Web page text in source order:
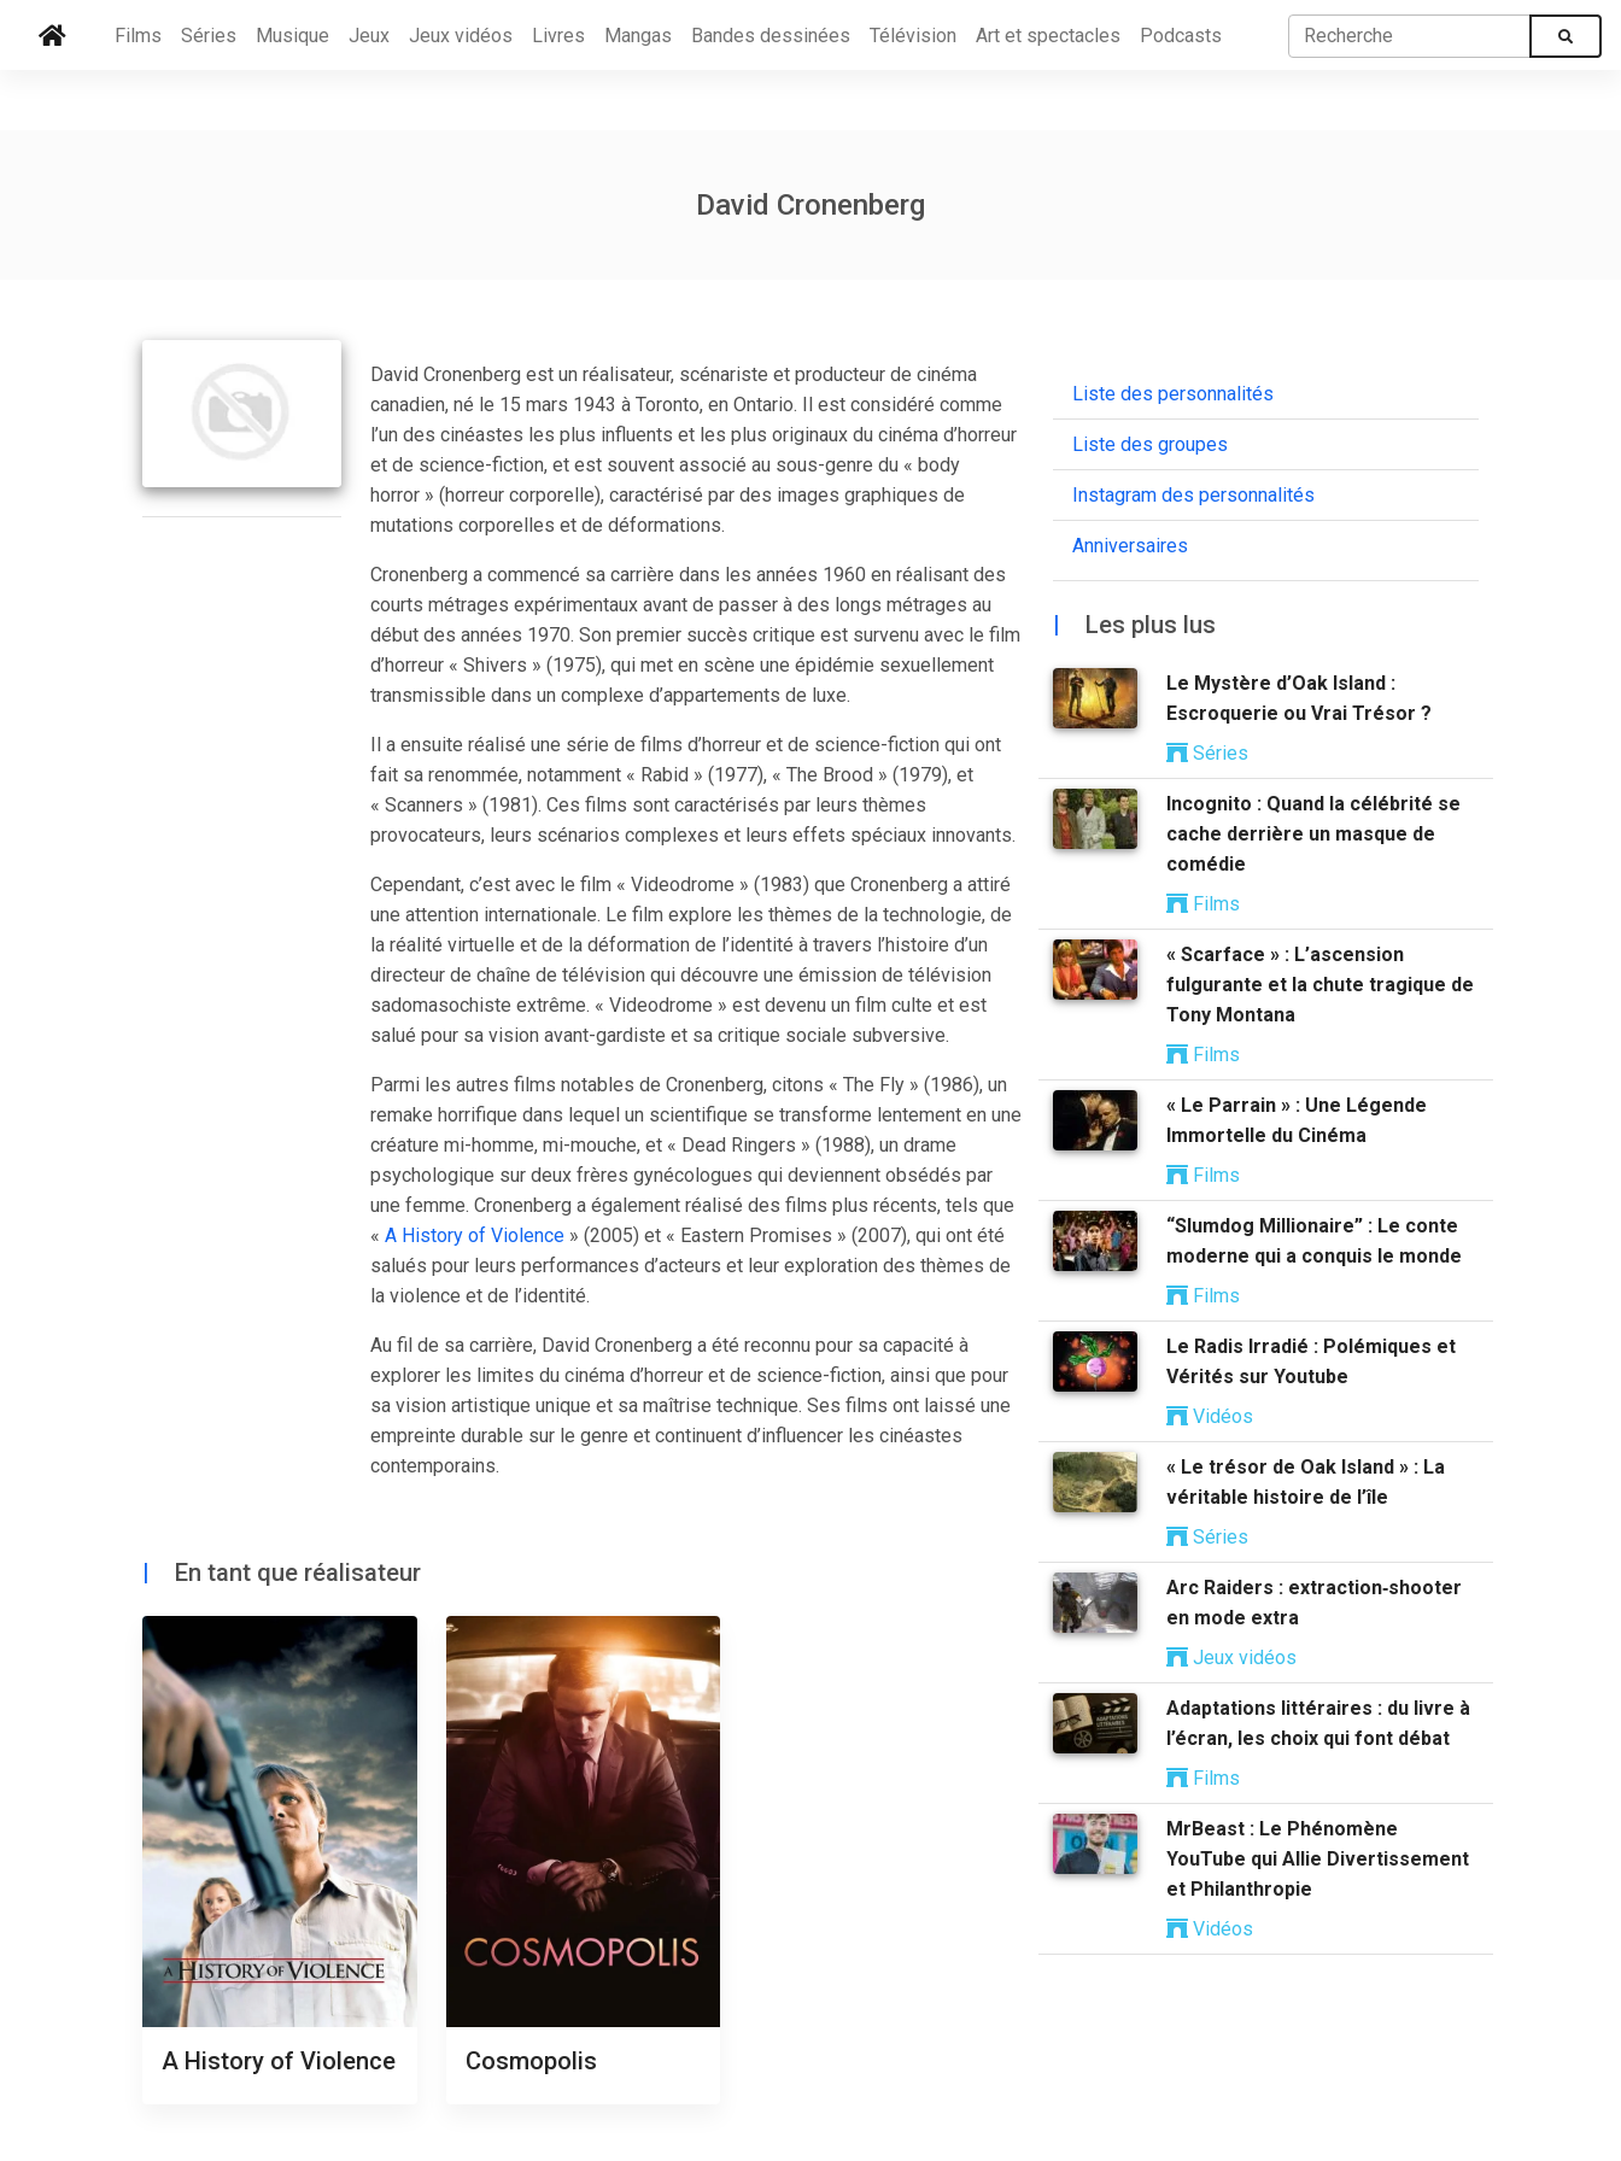
Films Séries Musique Jeux Jeux vidéos Livres Mangas Bandes dessinées Télévision Art et spectacles Podcasts
David Cronenberg
David Cronenberg est un réalisateur, scénariste et producteur de cinéma
canadien, né le 15 mars 1943 à Toronto, en Ontario. Il est considéré comme
l’un des cinéastes les plus influents et les plus originaux du cinéma d’horreur
et de science-fiction, et est souvent associé au sous-genre du « body
horror » (horreur corporelle), caractérisé par des images graphiques de
mutations corporelles et de déformations.
Cronenberg a commencé sa carrière dans les années 1960 en réalisant des
courts métrages expérimentaux avant de passer à des longs métrages au
début des années 1970. Son premier succès critique est survenu avec le film
d’horreur « Shivers » (1975), qui met en scène une épidémie sexuellement
transmissible dans un complexe d’appartements de luxe.
Il a ensuite réalisé une série de films d’horreur et de science-fiction qui ont
fait sa renommée, notamment « Rabid » (1977), « The Brood » (1979), et
« Scanners » (1981). Ces films sont caractérisés par leurs thèmes
provocateurs, leurs scénarios complexes et leurs effets spéciaux innovants.
Cependant, c’est avec le film « Videodrome » (1983) que Cronenberg a attiré
une attention internationale. Le film explore les thèmes de la technologie, de
la réalité virtuelle et de la déformation de l’identité à travers l’histoire d’un
directeur de chaîne de télévision qui découvre une émission de télévision
sadomasochiste extrême. « Videodrome » est devenu un film culte et est
salué pour sa vision avant-gardiste et sa critique sociale subversive.
Parmi les autres films notables de Cronenberg, citons « The Fly » (1986), un
remake horrifique dans lequel un scientifique se transforme lentement en une
créature mi-homme, mi-mouche, et « Dead Ringers » (1988), un drame
psychologique sur deux frères gynécologues qui deviennent obsédés par
une femme. Cronenberg a également réalisé des films plus récents, tels que
« A History of Violence» (2005) et « Eastern Promises » (2007), qui ont été
salués pour leurs performances d’acteurs et leur exploration des thèmes de
la violence et de l’identité.
Au fil de sa carrière, David Cronenberg a été reconnu pour sa capacité à
explorer les limites du cinéma d’horreur et de science-fiction, ainsi que pour
sa vision artistique unique et sa maîtrise technique. Ses films ont laissé une
empreinte durable sur le genre et continuent d’influencer les cinéastes
contemporains.
| En tant que réalisateur
A History of Violence Cosmopolis
Liste des personnalités
Liste des groupes
Instagram des personnalités
Anniversaires
| Les plus lus
Le Mystère d’Oak Island :
Escroquerie ou Vrai Trésor ?
Séries
Incognito : Quand la célébrité se
cache derrière un masque de
comédie
Films
« Scarface » : L’ascension
fulgurante et la chute tragique de
Tony Montana
Films
« Le Parrain » : Une Légende
Immortelle du Cinéma
Films
“Slumdog Millionaire” : Le conte
moderne qui a conquis le monde
Films
Le Radis Irradié : Polémiques et
Vérités sur Youtube
Vidéos
« Le trésor de Oak Island » : La
véritable histoire de l’île
Séries
Arc Raiders : extraction‑shooter
en mode extra
Jeux vidéos
Adaptations littéraires : du livre à
l’écran, les choix qui font débat
Films
MrBeast : Le Phénomène
YouTube qui Allie Divertissement
et Philanthropie
Vidéos